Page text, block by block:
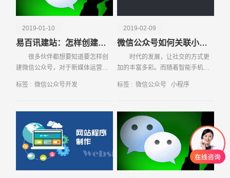
2019-01-10
易百讯建站：怎样创建微信公众号？
很多伙伴都想要知道要怎样创
建微信公众号，对于新媒体运营人
因此想要从事这方面工作的小伙伴
标签 : 微信公众号开发
2019-02-09
微信公众号如何关联小程序
时代的发展，让社交的方式更
加的丰富多彩。而随着智能手机的
公众号和小程序这两种宣传的方
标签 : 微信公众号 小程序